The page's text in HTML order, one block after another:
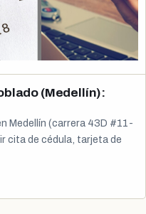
(Medellín):
Medellín (carrera 43D #11-
cita de cédula, tarjeta de